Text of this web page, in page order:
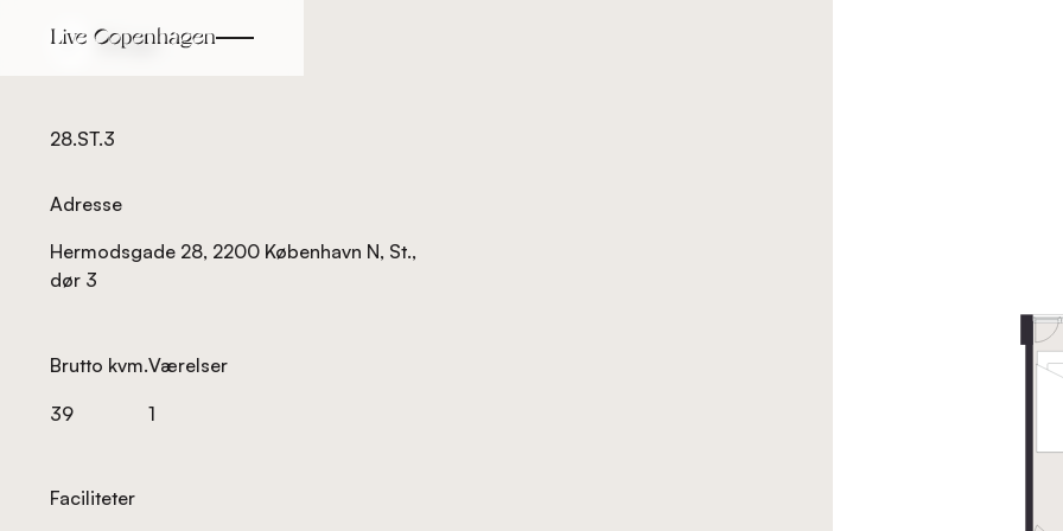
Tilbage
28.ST.3
Adresse
Hermodsgade 28, 2200 København N, St.,
dør 3
Brutto kvm.
39
Værelser
1
Faciliteter